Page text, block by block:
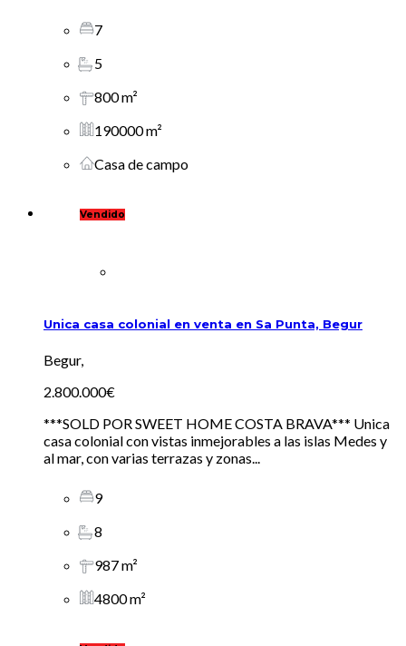
7
5
800 m²
190000 m²
Casa de campo
Vendido
Unica casa colonial en venta en Sa Punta, Begur
Begur,
2.800.000€
***SOLD POR SWEET HOME COSTA BRAVA*** Unica
casa colonial con vistas inmejorables a las islas Medes y
al mar, con varias terrazas y zonas...
9
8
987 m²
4800 m²